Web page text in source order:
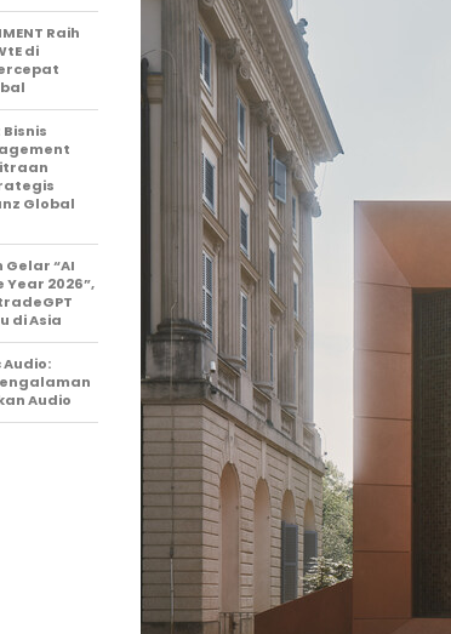
Raih
di
Global
“AI
2026”,
di Asia
Audio:
Audio